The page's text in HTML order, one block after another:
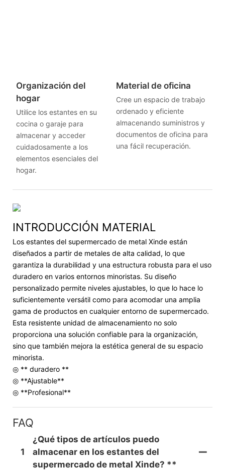
Organización del
hogar
Utilice los estantes en su
cocina o garaje para
almacenar y acceder
cuidadosamente a los
elementos esenciales del
hogar.
Material de oficina
Cree un espacio de trabajo
ordenado y eficiente
almacenando suministros y
documentos de oficina para
una fácil recuperación.
INTRODUCCIÓN MATERIAL
Los estantes del supermercado de metal Xinde están
diseñados a partir de metales de alta calidad, lo que
garantiza la durabilidad y una estructura robusta para el uso
duradero en varios entornos minoristas. Su diseño
personalizado permite niveles ajustables, lo que lo hace lo
suficientemente versátil como para acomodar una amplia
gama de productos en cualquier entorno de supermercado.
Esta resistente unidad de almacenamiento no solo
proporciona una solución confiable para la organización,
sino que también mejora la estética general de su espacio
minorista.
◎ ** duradero **
◎ **Ajustable**
◎ **Profesional**
FAQ
1
¿Qué tipos de artículos puedo
almacenar en los estantes del
supermercado de metal Xinde? **